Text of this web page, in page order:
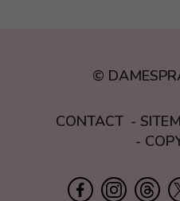
©
CONTACT